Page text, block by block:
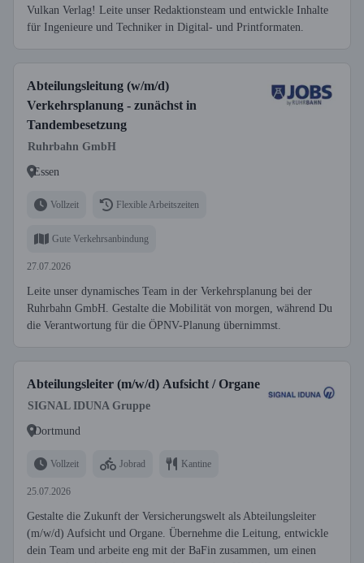
Vulkan Verlag! Leite unser Redaktionsteam und entwickle Inhalte
für Ingenieure und Techniker in Digital- und Printformaten.
Abteilungsleitung (w/m/d)
Verkehrsplanung - zunächst in
Tandembesetzung
Ruhrbahn GmbH
Essen
Vollzeit Flexible Arbeitszeiten
Gute Verkehrsanbindung
27.07.2026
Leite unser dynamisches Team in der Verkehrsplanung bei der
Ruhrbahn GmbH. Gestalte die Mobilität von morgen, während Du
die Verantwortung für die ÖPNV-Planung übernimmst.
Abteilungsleiter (m/w/d) Aufsicht / Organe
SIGNAL IDUNA Gruppe
Dortmund
Vollzeit Jobrad Kantine
25.07.2026
Gestalte die Zukunft der Versicherungswelt als Abteilungsleiter
(m/w/d) Aufsicht und Organe. Übernehme die Leitung, entwickle
dein Team und arbeite eng mit der BaFin zusammen, um einen